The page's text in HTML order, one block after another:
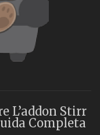
L’addon Stirr
Completa